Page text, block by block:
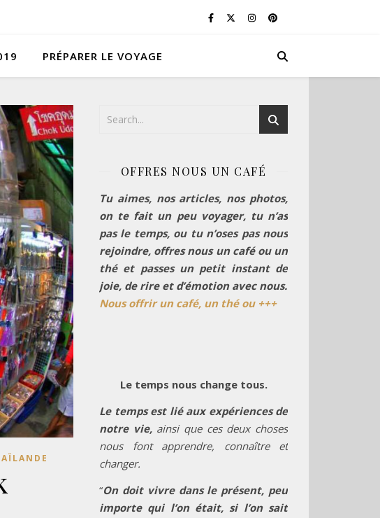
PRÉPARER LE VOYAGE
OFFRES NOUS UN CAFÉ
Tu aimes, nos articles, nos photos,
on te fait un peu voyager, tu n’as
pas le temps, ou tu n’oses pas nous
rejoindre, offres nous un café ou un
thé et passes un petit instant de
joie, de rire et d’émotion avec nous.
Nous offrir un café, un thé ou +++
Le temps nous change tous.
Le temps est lié aux expériences de
notre vie, ainsi que ces deux choses
nous font apprendre, connaître et
changer.
“On doit vivre dans le présent, peu
importe qui l’on était, si l’on sait